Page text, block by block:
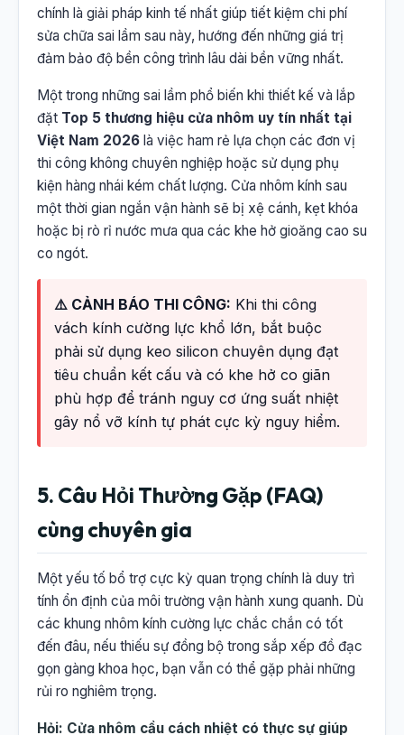
chính là giải pháp kinh tế nhất giúp tiết kiệm chi phí
sửa chữa sai lầm sau này, hướng đến những giá trị
đảm bảo độ bền công trình lâu dài bền vững nhất.
Một trong những sai lầm phổ biến khi thiết kế và lắp
đặt Top 5 thương hiệu cửa nhôm uy tín nhất tại
Việt Nam 2026 là việc ham rẻ lựa chọn các đơn vị
thi công không chuyên nghiệp hoặc sử dụng phụ
kiện hàng nhái kém chất lượng. Cửa nhôm kính sau
một thời gian ngắn vận hành sẽ bị xệ cánh, kẹt khóa
hoặc bị rò rỉ nước mưa qua các khe hở gioăng cao su
co ngót.
⚠️ CẢNH BÁO THI CÔNG: Khi thi công
vách kính cường lực khổ lớn, bắt buộc
phải sử dụng keo silicon chuyên dụng đạt
tiêu chuẩn kết cấu và có khe hở co giãn
phù hợp để tránh nguy cơ ứng suất nhiệt
gây nổ vỡ kính tự phát cực kỳ nguy hiểm.
5. Câu Hỏi Thường Gặp (FAQ)
cùng chuyên gia
Một yếu tố bổ trợ cực kỳ quan trọng chính là duy trì
tính ổn định của môi trường vận hành xung quanh. Dù
các khung nhôm kính cường lực chắc chắn có tốt
đến đâu, nếu thiếu sự đồng bộ trong sắp xếp đồ đạc
gọn gàng khoa học, bạn vẫn có thể gặp phải những
rủi ro nghiêm trọng.
Hỏi: Cửa nhôm cầu cách nhiệt có thực sự giúp